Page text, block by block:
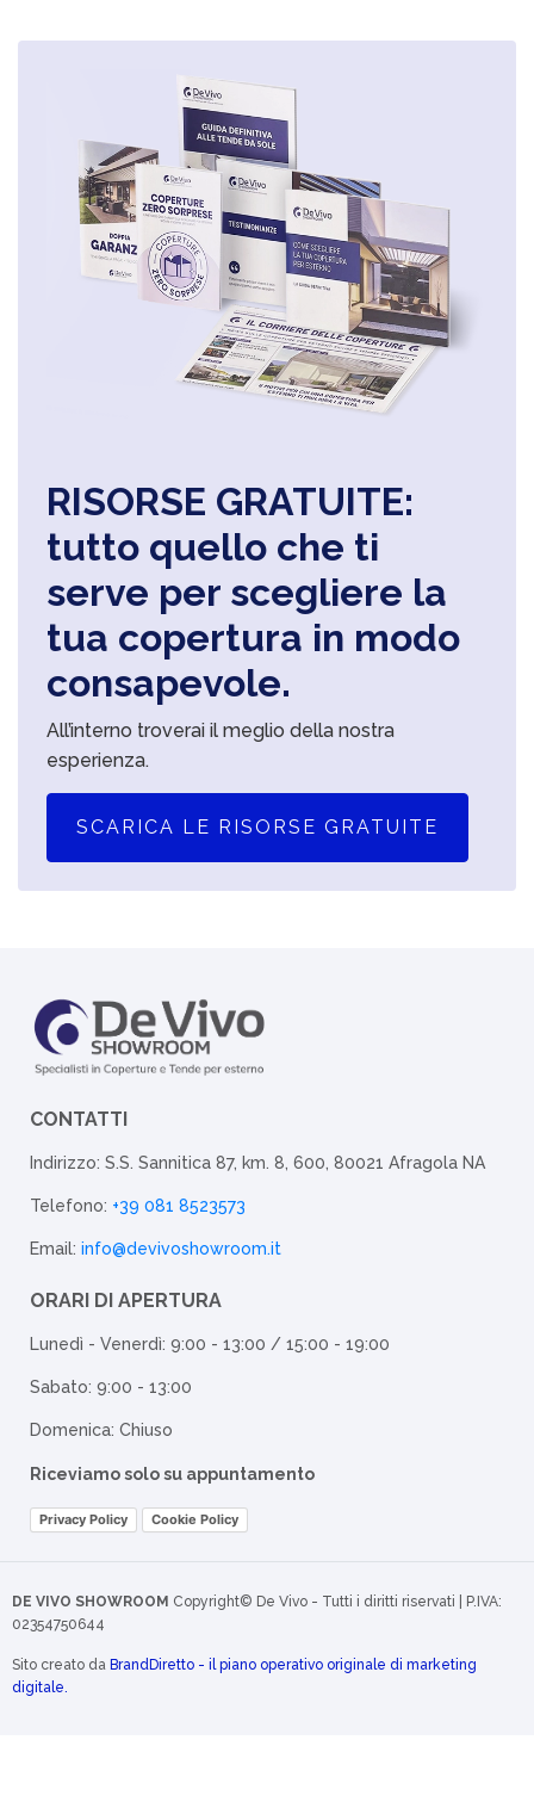
RISORSE GRATUITE:
tutto quello che ti
serve per scegliere la
tua copertura in modo
consapevole.
All’interno troverai il meglio della nostra
esperienza.
SCARICA LE RISORSE GRATUITE
CONTATTI
Indirizzo: S.S. Sannitica 87, km. 8, 600, 80021 Afragola NA
Telefono: +39 081 8523573
Email: info@devivoshowroom.it
ORARI DI APERTURA
Lunedì - Venerdì: 9:00 - 13:00 / 15:00 - 19:00
Sabato: 9:00 - 13:00
Domenica: Chiuso
Riceviamo solo su appuntamento
Privacy Policy Cookie Policy
DE VIVO SHOWROOM Copyright© De Vivo - Tutti i diritti riservati | P.IVA:
02354750644
Sito creato da BrandDiretto - il piano operativo originale di marketing
digitale.